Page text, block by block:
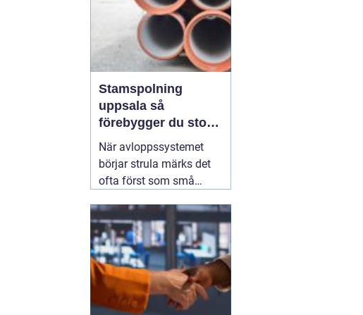
Stamspolning
uppsala så
förebygger du stopp
och vattenskador i
fastigheten
När avloppssystemet
börjar strula märks det
ofta först som små
långsam avrinning i kök
och badrum, bubblor i
handfatet eller en svag
men återkommande
avloppslukt. För många
fastighetsägare i